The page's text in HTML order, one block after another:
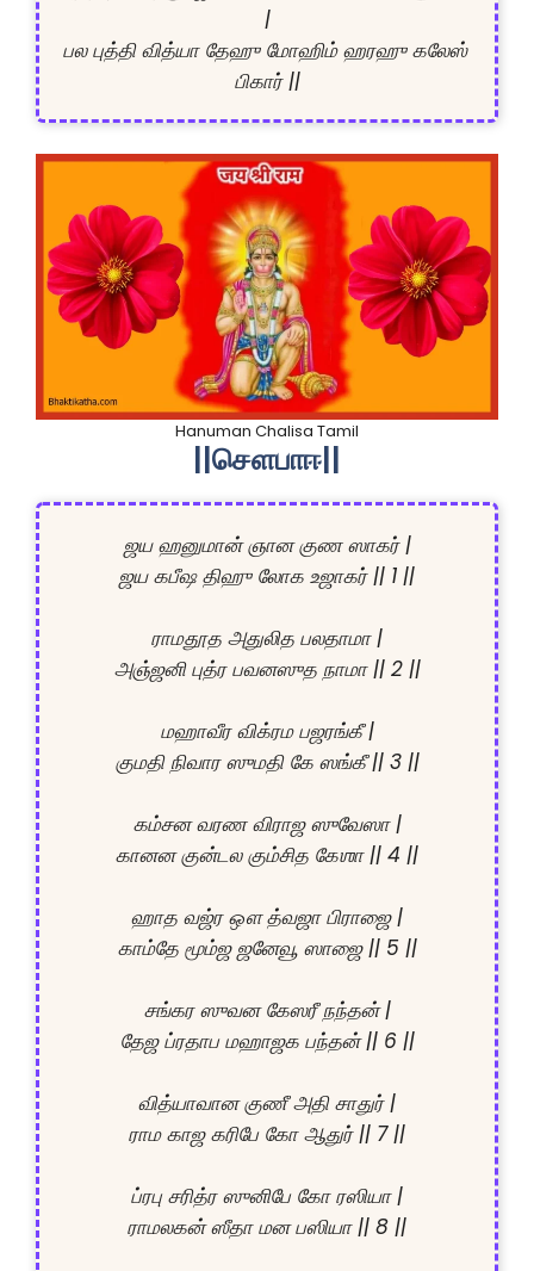
|
பல புத்தி வித்யா தேஹு மோஹிம் ஹரஹு கலேஸ்
பிகார் ||
Hanuman Chalisa Tamil
||சௌபாஈ||
ஜய ஹனுமான் ஞான குண ஸாகர் |
ஜய கபீஷ திஹு லோக உஜாகர் || 1 ||
ராமதூத அதுலித பலதாமா |
அஞ்ஜனி புத்ர பவனஸுத நாமா || 2 ||
மஹாவீர விக்ரம பஜரங்கீ |
குமதி நிவார ஸுமதி கே ஸங்கீ || 3 ||
கம்சன வரண விராஜ ஸுவேஸா |
கானன குன்டல கும்சித கேஶா || 4 ||
ஹாத வஜ்ர ஔ த்வஜா பிராஜை |
காம்தே மூம்ஜ ஜனேவூ ஸாஜை || 5 ||
சங்கர ஸுவன கேஸரீ நந்தன் |
தேஜ ப்ரதாப மஹாஜக பந்தன் || 6 ||
வித்யாவான குணீ அதி சாதுர் |
ராம காஜ கரிபே கோ ஆதுர் || 7 ||
ப்ரபு சரித்ர ஸுனிபே கோ ரஸியா |
ராமலகன் ஸீதா மன பஸியா || 8 ||